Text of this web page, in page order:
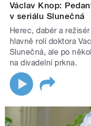
Václav Knop:
v seriálu Slunečná
Herec, dabér a
hlavně rolí doktora
Slunečná, ale po
na divadelní prkna.